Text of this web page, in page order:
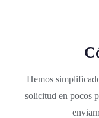
Hemos
solicitud en pocos